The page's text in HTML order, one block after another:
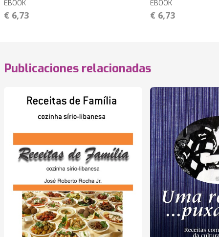
EBOOK
€ 6,73
EBOOK
€ 6,73
Publicaciones relacionadas